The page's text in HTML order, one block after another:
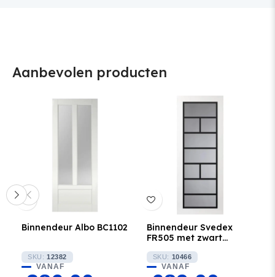
Aanbevolen producten
Binnendeur Albo BC1102
SKU: 12382
VANAF
Binnendeur Svedex
FR505 met zwart
glas
SKU: 10466
VANAF